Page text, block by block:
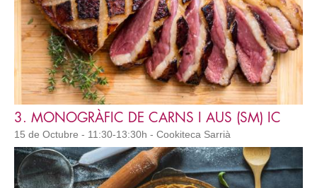
3. MONOGRÀFIC DE CARNS I AUS (SM) IC
15 de Octubre - 11:30-13:30h - Cookiteca Sarrià